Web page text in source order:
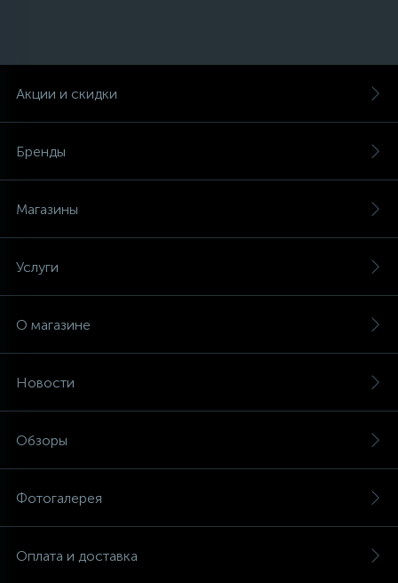
Акции и скидки
Бренды
Магазины
Услуги
О магазине
Новости
Обзоры
Фотогалерея
Оплата и доставка